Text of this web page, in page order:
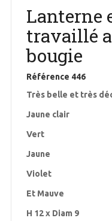
Lanterne
travaillé
bougie
Référence 446
Très belle et très
Jaune clair
Vert
Jaune
Violet
Et Mauve
H 12 x Diam 9